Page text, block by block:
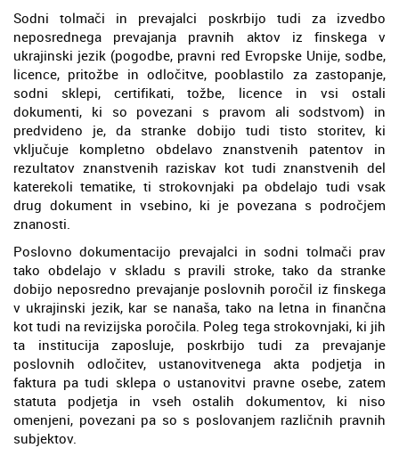
Sodni tolmači in prevajalci poskrbijo tudi za izvedbo
neposrednega prevajanja pravnih aktov iz finskega v
ukrajinski jezik (pogodbe, pravni red Evropske Unije, sodbe,
licence, pritožbe in odločitve, pooblastilo za zastopanje,
sodni sklepi, certifikati, tožbe, licence in vsi ostali
dokumenti, ki so povezani s pravom ali sodstvom) in
predvideno je, da stranke dobijo tudi tisto storitev, ki
vključuje kompletno obdelavo znanstvenih patentov in
rezultatov znanstvenih raziskav kot tudi znanstvenih del
katerekoli tematike, ti strokovnjaki pa obdelajo tudi vsak
drug dokument in vsebino, ki je povezana s področjem
znanosti.
Poslovno dokumentacijo prevajalci in sodni tolmači prav
tako obdelajo v skladu s pravili stroke, tako da stranke
dobijo neposredno prevajanje poslovnih poročil iz finskega
v ukrajinski jezik, kar se nanaša, tako na letna in finančna
kot tudi na revizijska poročila. Poleg tega strokovnjaki, ki jih
ta institucija zaposluje, poskrbijo tudi za prevajanje
poslovnih odločitev, ustanovitvenega akta podjetja in
faktura pa tudi sklepa o ustanovitvi pravne osebe, zatem
statuta podjetja in vseh ostalih dokumentov, ki niso
omenjeni, povezani pa so s poslovanjem različnih pravnih
subjektov.